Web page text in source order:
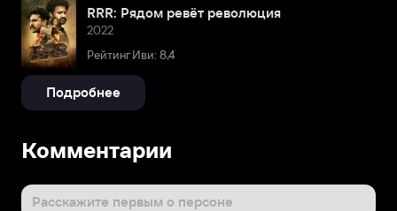
RRR: Рядом ревёт революция
2022
Рейтинг Иви: 8,4
Подробнее
Комментарии
Расскажите первым о персоне